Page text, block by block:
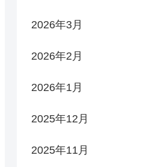
2026年3月
2026年2月
2026年1月
2025年12月
2025年11月